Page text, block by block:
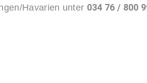
Havarien unter 034 76 / 800